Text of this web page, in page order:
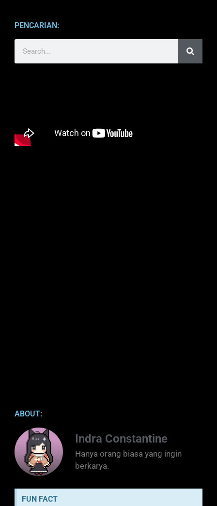
PENCARIAN:
ABOUT:
Indra Constantine
Hanya orang biasa yang ingin
berkarya.
FUN FACT